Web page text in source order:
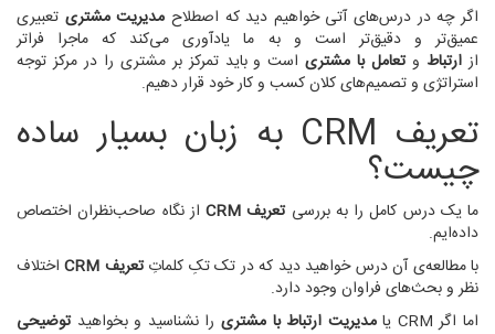
اگر چه در درس‌های آتی خواهیم دید که اصطلاح مدیریت مشتری تعبیری
عمیق‌تر و دقیق‌تر است و به ما یادآوری می‌کند که ماجرا فراتر
از ارتباط وتعامل با مشتری است و باید تمرکز بر مشتری را در مرکز توجه
استراتژی‌ و تصمیم‌های کلان کسب و کار خود قرار دهیم.
تعریف CRM به زبان بسیار ساده
چیست؟
ما یک درس کامل را به بررسیتعریف CRM
از نگاه صاحب‌نظران اختصاص
داده‌ایم.
با مطالعه‌ی آن درس خواهید دید که در تک تکِ کلماتِتعریف CRM
اختلاف
نظر و بحث‌های فراوان وجود دارد.
اما اگر CRM یا
مدیریت ارتباط با مشتری را نشناسید و بخواهیدتوضیحی